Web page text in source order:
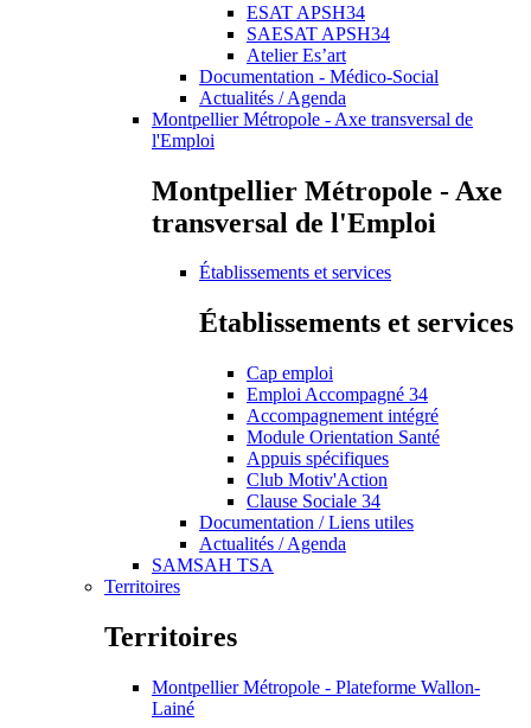
ESAT APSH34
SAESAT APSH34
Atelier Es’art
Documentation - Médico-Social
Actualités / Agenda
Montpellier Métropole - Axe transversal de
l'Emploi
Montpellier Métropole - Axe
transversal de l'Emploi
Établissements et services
Établissements et services
Cap emploi
Emploi Accompagné 34
Accompagnement intégré
Module Orientation Santé
Appuis spécifiques
Club Motiv'Action
Clause Sociale 34
Documentation / Liens utiles
Actualités / Agenda
SAMSAH TSA
Territoires
Territoires
Montpellier Métropole - Plateforme Wallon-
Lainé